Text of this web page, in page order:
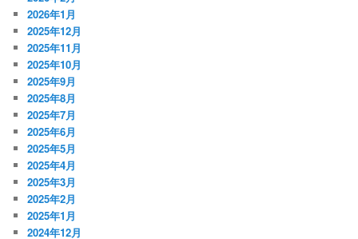
2026年1月
2025年12月
2025年11月
2025年10月
2025年9月
2025年8月
2025年7月
2025年6月
2025年5月
2025年4月
2025年3月
2025年2月
2025年1月
2024年12月